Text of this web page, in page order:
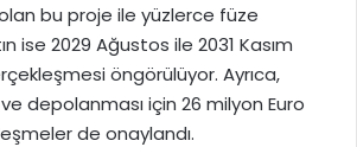
bu proje ile yüzlerce füze
ise 2029 Ağustos ile 2031 Kasım
öngörülüyor. Ayrıca,
depolanması için 26 milyon Euro
de onaylandı.